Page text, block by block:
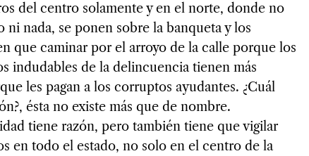
del centro solamente y en el norte, donde no
nada, se ponen sobre la banqueta y los
que caminar por el arroyo de la calle porque los
indudables de la delincuencia tienen más
les pagan a los corruptos ayudantes. ¿Cuál
ésta no existe más que de nombre.
tiene razón, pero también tiene que vigilar
en todo el estado, no solo en el centro de la